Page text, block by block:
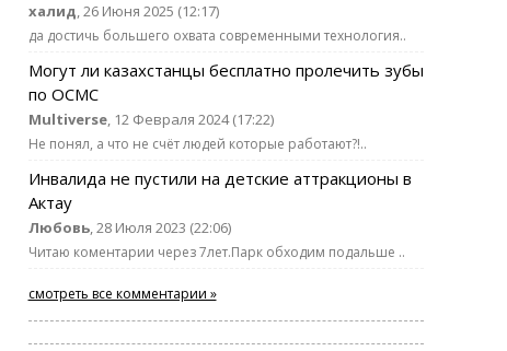
халид, 26 Июня 2025 (12:17)
да достичь большего охвата современными технология..
Могут ли казахстанцы бесплатно пролечить зубы
по ОСМС
Multiverse, 12 Февраля 2024 (17:22)
Не понял, а что не счёт людей которые работают?!..
Инвалида не пустили на детские аттракционы в
Актау
Любовь, 28 Июля 2023 (22:06)
Читаю коментарии через 7лет.Парк обходим подальше ..
смотреть все комментарии »